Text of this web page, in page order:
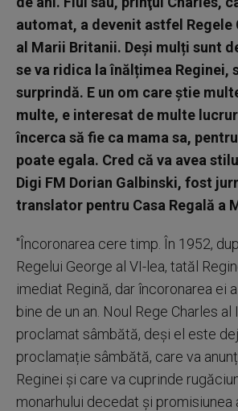
automat, a devenit astfel Regele
al Marii Britanii. Deși mulți sunt
se va ridica la înălțimea Reginei,
surprindă. E un om care știe
multe, e interesat de multe
încerca să fie ca mama sa,
poate egala. Cred că va avea
Digi FM Dorian Galbinski, fost
translator pentru Casa Regală a
"Încoronarea cere timp. În 1952,
Regelui George al VI-lea, tatăl
imediat Regină, dar încoronarea ei
bine de un an. Noul Rege Charles al
proclamat sâmbătă, deși el este
proclamație sâmbătă, care va
Reginei și care va cuprinde
monarhului decedat și promisiunea